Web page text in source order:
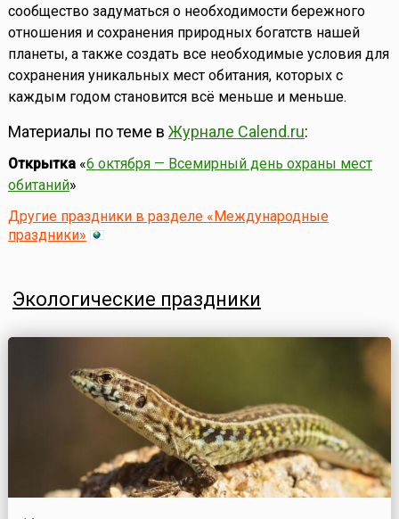
сообщество задуматься о необходимости бережного
отношения и сохранения природных богатств нашей
планеты, а также создать все необходимые условия для
сохранения уникальных мест обитания, которых с
каждым годом становится всё меньше и меньше.
Материалы по теме в Журнале Calend.ru:
Открытка«6 октября — Всемирный день охраны мест
обитаний»
Другие праздники в разделе «Международные
праздники»
Экологические праздники